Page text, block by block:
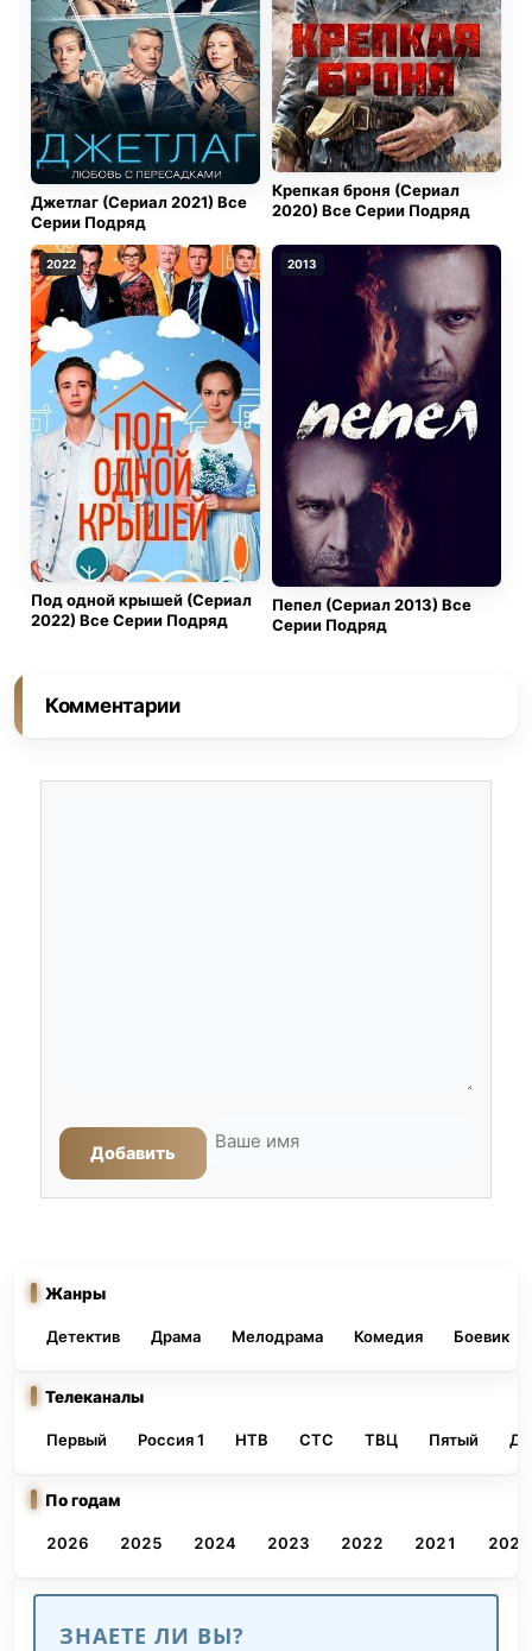
оставался казаком Алехой. А где-то глубоко верил,
что, если спасёт Анну и выполнит волю отца, то
сможет вернуться домой живым, к своей свободе.
Джетлаг (Сериал 2021) Все
Серии Подряд
Крепкая броня (Сериал
2020) Все Серии Подряд
2022
Под одной крышей (Сериал
2022) Все Серии Подряд
2013
Пепел (Сериал 2013) Все
Серии Подряд
Комментарии
Добавить
Жанры
Детектив Драма Мелодрама Комедия Боевик
Телеканалы
Первый Россия 1 НТВ СТС ТВЦ Пятый
По годам
2026 2025 2024 2023 2022 2021 2020
ЗНАЕТЕ ЛИ ВЫ?